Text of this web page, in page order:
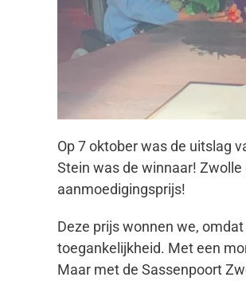
Op 7 oktober was de uitslag
Stein was de winnaar!
aanmoedigingsprijs!
Deze prijs wonnen we,
toegankelijkheid. Met een
Maar met de Sassenpoort